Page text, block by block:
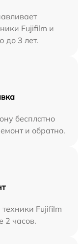
Fujifilm и
до 3 лет.
бесплатно
и обратно.
Fujifilm
2 часов.